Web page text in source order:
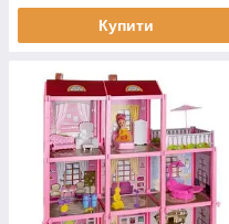
Купити